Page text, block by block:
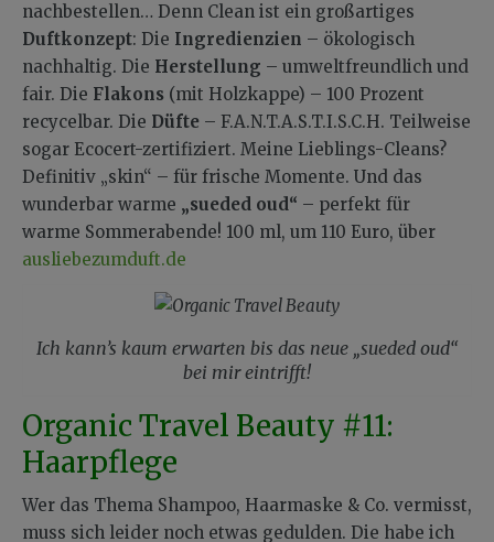
nachbestellen… Denn Clean ist ein großartiges
Duftkonzept: Die Ingredienzien – ökologisch
nachhaltig. Die Herstellung – umweltfreundlich und
fair. Die Flakons (mit Holzkappe) – 100 Prozent
recycelbar. Die Düfte – F.A.N.T.A.S.T.I.S.C.H. Teilweise
sogar Ecocert-zertifiziert. Meine Lieblings-Cleans?
Definitiv „skin“ – für frische Momente. Und das
wunderbar warme „sueded oud“ – perfekt für
warme Sommerabende! 100 ml, um 110 Euro, über
ausliebezumduft.de
Ich kann’s kaum erwarten bis das neue „sueded oud“
bei mir eintrifft!
Organic Travel Beauty #11:
Haarpflege
Wer das Thema Shampoo, Haarmaske & Co. vermisst,
muss sich leider noch etwas gedulden. Die habe ich